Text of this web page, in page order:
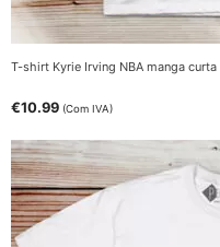
T-shirt Kyrie Irving NBA manga curta
€10.99 (Com IVA)